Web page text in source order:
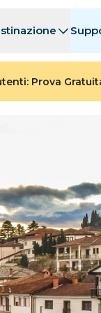
Bulgaria
Ciad
剛果共和國
Repubblica
Prova